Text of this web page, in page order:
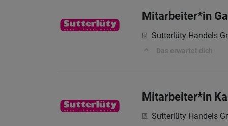
Mitarbeiter*in
Sutterlüty Handels
Das erwartet dich
Mitarbeiter*in
Sutterlüty Handels